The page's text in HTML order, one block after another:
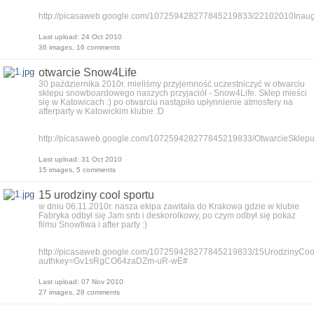
http://picasaweb.google.com/107259428277845219833/
Last upload: 24 Oct 2010
36 images, 16 comments
otwarcie Snow4Life
30 października 2010r. mieliśmy przyjemność uczestniczyć w otwarciu
sklepu snowboardowego naszych przyjaciół - Snow4Life. Sklep mieści
się w Katowicach :) po otwarciu nastąpiło upłynnienie atmosfery na
afterparty w Katowickim klubie :D
http://picasaweb.google.com/107259428277845219833/
Last upload: 31 Oct 2010
15 images, 5 comments
15 urodziny cool sportu
w dniu 06.11.2010r. nasza ekipa zawitała do Krakowa gdzie w klubie
Fabryka odbył się Jam snb i deskorolkowy, po czym odbył się pokaz
filmu Snowtiwa i after party :)
http://picasaweb.google.com/107259428277845219833/
authkey=Gv1sRgCO64zaDZm-uR-wE#
Last upload: 07 Nov 2010
27 images, 28 comments